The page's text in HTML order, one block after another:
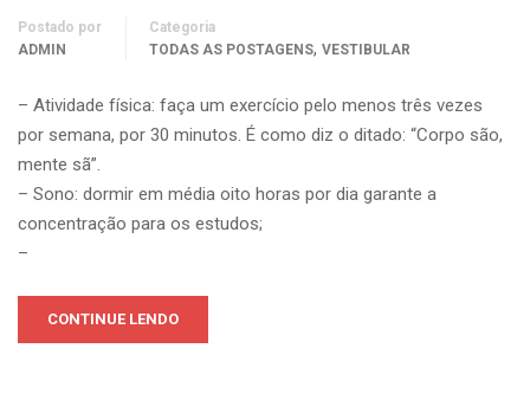
Postado por
ADMIN
Categoria
TODAS AS POSTAGENS, VESTIBULAR
– Atividade física: faça um exercício pelo menos três vezes
por semana, por 30 minutos. É como diz o ditado: “Corpo são,
mente sã”.
– Sono: dormir em média oito horas por dia garante a
concentração para os estudos;
–
CONTINUE LENDO